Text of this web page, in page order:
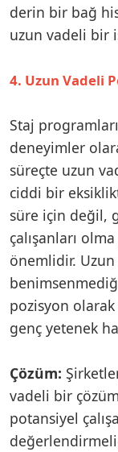
derin bir bağ
uzun vadeli bir
4. Uzun Vadeli
Staj
deneyimler
süreçte uzun
ciddi bir
süre için değil,
çalışanları
önemlidir.
pozisyon
genç yetenek
Çözüm:
vadeli bir
potansiyel